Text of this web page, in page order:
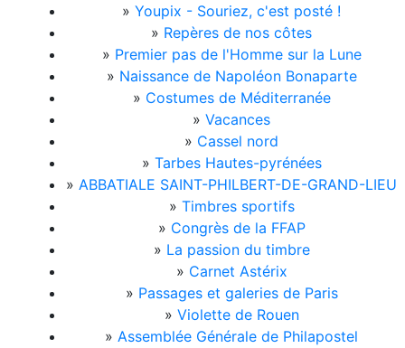
» Youpix - Souriez, c'est posté !
» Repères de nos côtes
» Premier pas de l'Homme sur la Lune
» Naissance de Napoléon Bonaparte
» Costumes de Méditerranée
» Vacances
» Cassel nord
» Tarbes Hautes-pyrénées
» ABBATIALE SAINT-PHILBERT-DE-GRAND-LIEU
» Timbres sportifs
» Congrès de la FFAP
» La passion du timbre
» Carnet Astérix
» Passages et galeries de Paris
» Violette de Rouen
» Assemblée Générale de Philapostel